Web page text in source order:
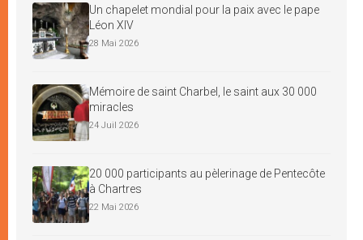
Un chapelet mondial pour la paix avec le pape
Léon XIV
28 Mai 2026
Mémoire de saint Charbel, le saint aux 30 000
miracles
24 Juil 2026
20 000 participants au pèlerinage de Pentecôte
à Chartres
22 Mai 2026